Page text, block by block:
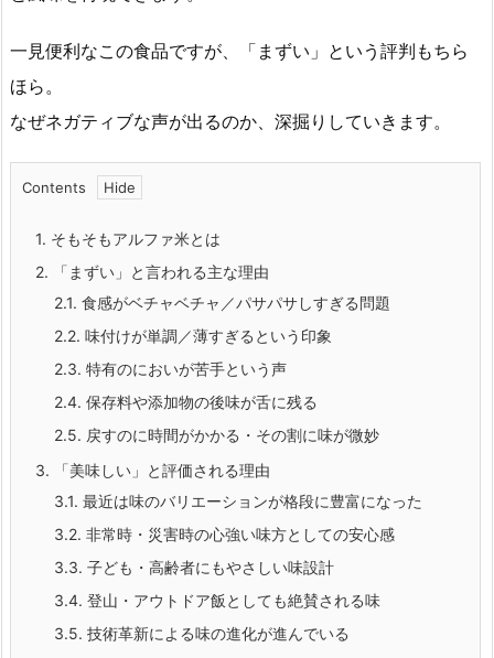
一見便利なこの食品ですが、「まずい」という評判もちら
ほら。
なぜネガティブな声が出るのか、深掘りしていきます。
Contents
1. そもそもアルファ米とは
2. 「まずい」と言われる主な理由
2.1. 食感がベチャベチャ／パサパサしすぎる問題
2.2. 味付けが単調／薄すぎるという印象
2.3. 特有のにおいが苦手という声
2.4. 保存料や添加物の後味が舌に残る
2.5. 戻すのに時間がかかる・その割に味が微妙
3. 「美味しい」と評価される理由
3.1. 最近は味のバリエーションが格段に豊富になった
3.2. 非常時・災害時の心強い味方としての安心感
3.3. 子ども・高齢者にもやさしい味設計
3.4. 登山・アウトドア飯としても絶賛される味
3.5. 技術革新による味の進化が進んでいる